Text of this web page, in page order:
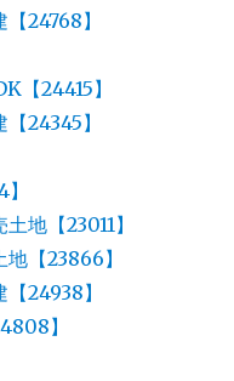
24768】
24415】
24345】
地【23011】
【23866】
24938】
】